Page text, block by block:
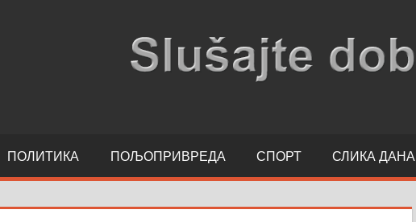
ПОЛИТИКА ПОЉОПРИВРЕДА СПОРТ СЛИКА ДАНА